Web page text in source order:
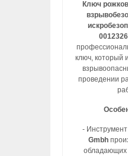
Ключ
ключ, который
проведении
- Инструмент
Gmbh